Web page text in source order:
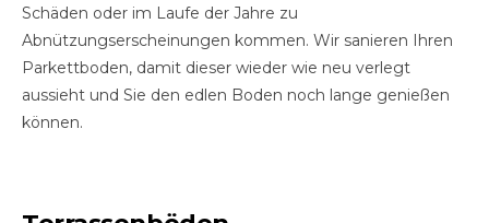
Schäden oder im Laufe der Jahre zu
Abnützungserscheinungen kommen. Wir sanieren Ihren
Parkettboden, damit dieser wieder wie neu verlegt
aussieht und Sie den edlen Boden noch lange genießen
können.